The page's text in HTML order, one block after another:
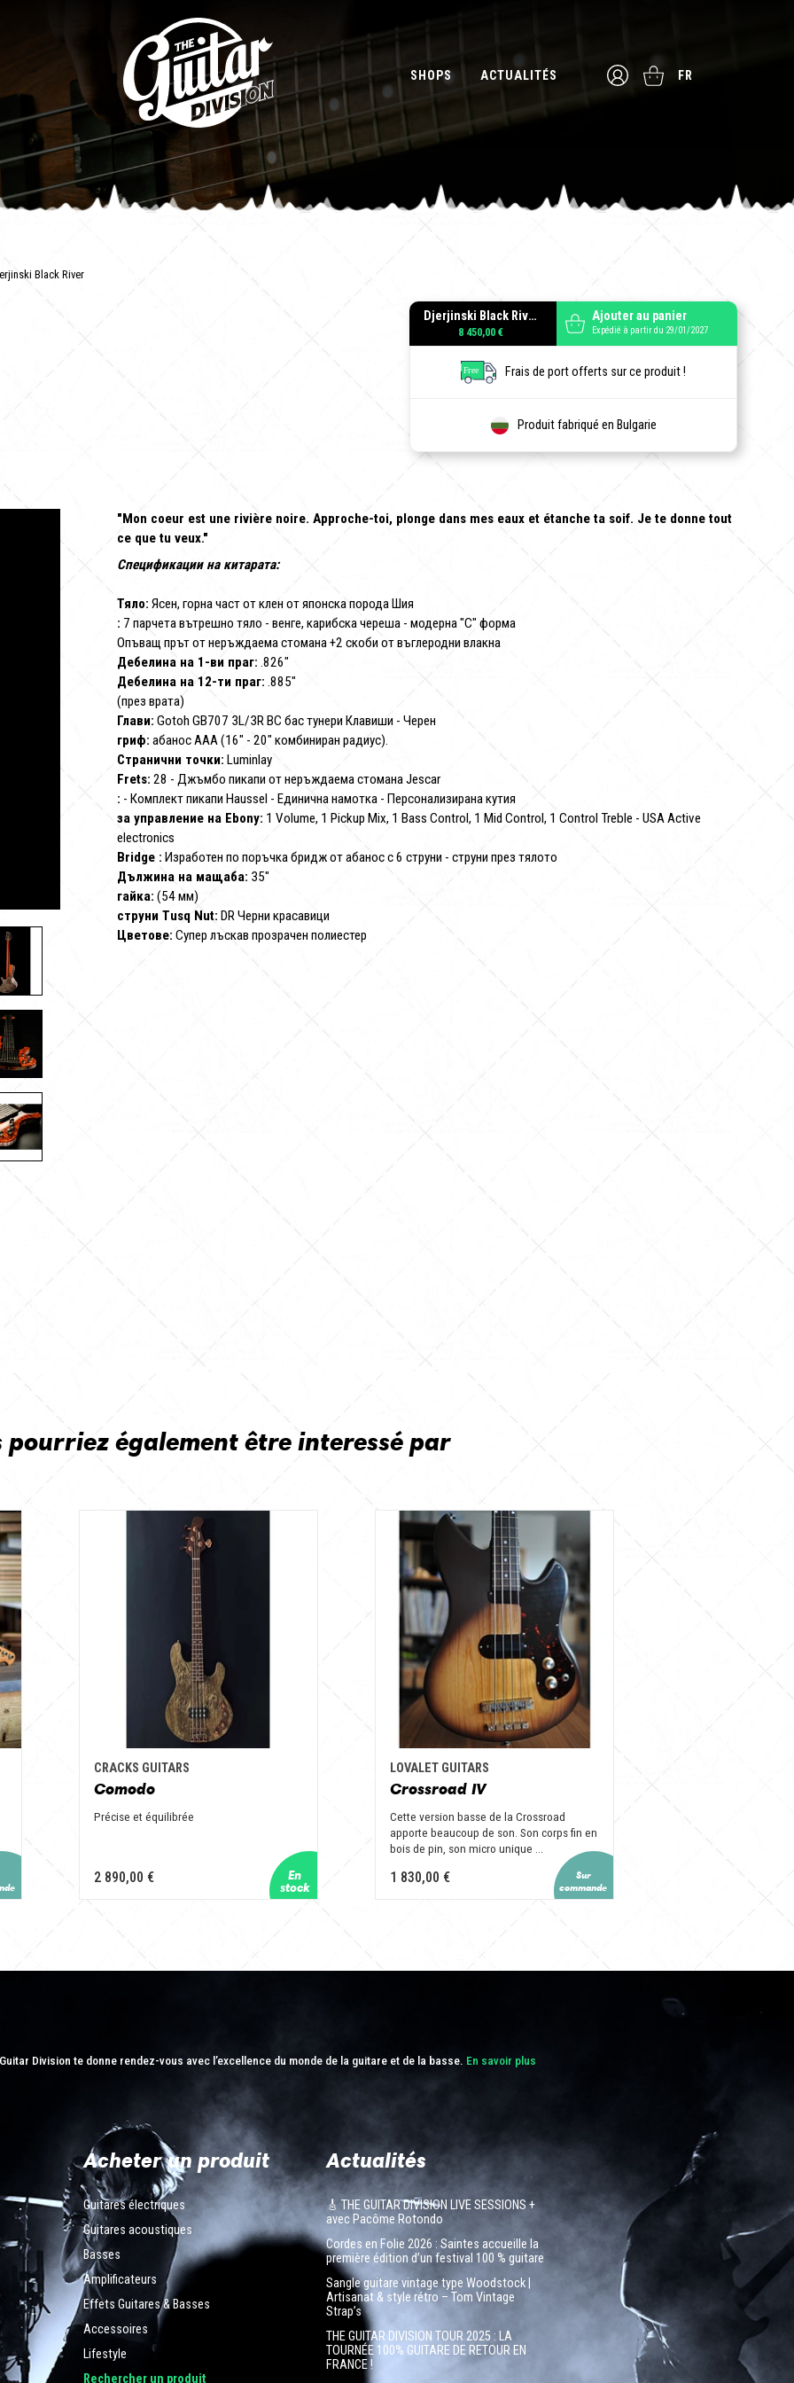
SHOPS ACTUALITÉS FR
Black River
Djerjinski Black River
8 450,00 €
Ajouter au panier
Expédié à partir du 29/01/2027
Frais de port offerts sur ce produit !
Produit fabriqué en Bulgarie
"Mon coeur est une rivière noire. Approche-toi, plonge dans mes eaux et étanche ta soif. Je te donne tout
ce que tu veux."
Спецификации на китарата:
Тяло: Ясен, горна част от клен от японска порода Шия
: 7 парчета вътрешно тяло - венге, карибска череша - модерна "C" форма
Опъващ прът от неръждаема стомана +2 скоби от въглеродни влакна
Дебелина на 1-ви праг: .826"
Дебелина на 12-ти праг: .885"
(през врата)
Глави: Gotoh GB707 3L/3R BC бас тунери Клавиши - Черен
гриф: абанос AAA (16" - 20" комбиниран радиус).
Странични точки: Luminlay
Frets: 28 - Джъмбо пикапи от неръждаема стомана Jescar
: - Комплект пикапи Haussel - Единична намотка - Персонализирана кутия
за управление на Ebony: 1 Volume, 1 Pickup Mix, 1 Bass Control, 1 Mid Control, 1 Control Treble - USA Active
electronics
Bridge : Изработен по поръчка бридж от абанос с 6 струни - струни през тялото
Дължина на мащаба: 35"
гайка: (54 мм)
струни Tusq Nut: DR Черни красавици
Цветове: Супер лъскав прозрачен полиестер
pourriez également être interessé par
CRACKS GUITARS
Comodo
Précise et équilibrée
2 890,00 €
LOVALET GUITARS
Crossroad IV
Cette version basse de la Crossroad
apporte beaucoup de son. Son corps fin en
bois de pin, son micro unique ...
1 830,00 €
Division te donne rendez-vous avec l’excellence du monde de la guitare et de la basse. En savoir plus
Acheter un produit
Guitares électriques
Guitares acoustiques
Basses
Amplificateurs
Effets Guitares & Basses
Accessoires
Lifestyle
Rechercher un produit
Actualités
🎸 THE GUITAR DIVISION LIVE SESSIONS +
avec Pacôme Rotondo
Cordes en Folie 2026 : Saintes accueille la
première édition d’un festival 100 % guitare
Sangle guitare vintage type Woodstock |
Artisanat & style rétro – Tom Vintage
Strap’s
THE GUITAR DIVISION TOUR 2025 : LA
TOURNÉE 100% GUITARE DE RETOUR EN
FRANCE !